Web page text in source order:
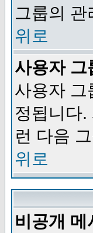
그룹의
위로
사용자 그
사용자 그
정됩니다
런 다음
위로
비공개 메